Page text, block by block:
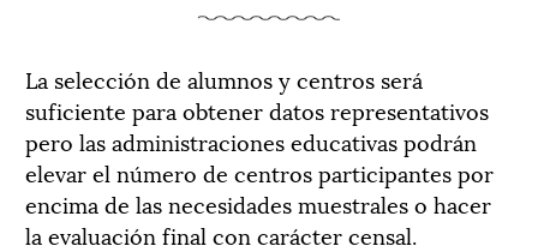
La selección de alumnos y centros será
suficiente para obtener datos representativos
pero las administraciones educativas podrán
elevar el número de centros participantes por
encima de las necesidades muestrales o hacer
la evaluación final con carácter censal.